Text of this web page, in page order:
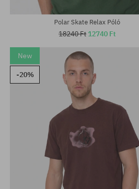
Polar Skate Relax Póló
18240 Ft 12740 Ft
New
-20%